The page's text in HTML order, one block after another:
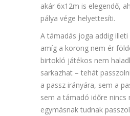
akár 6x12m is elegendő,
pálya vége helyettesíti.
A támadás joga addig
amíg a korong nem ér
birtokló játékos nem
sarkazhat – tehát
a passz irányára, sem a
sem a támadó időre nincs
egymásnak tudnak